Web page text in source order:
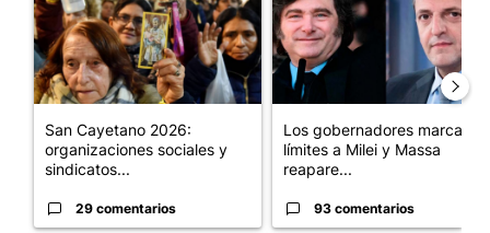
San Cayetano 2026:
organizaciones sociales y
sindicatos...
29 comentarios
Los gobernadores marcan
límites a Milei y Massa
reapare...
93 comentarios